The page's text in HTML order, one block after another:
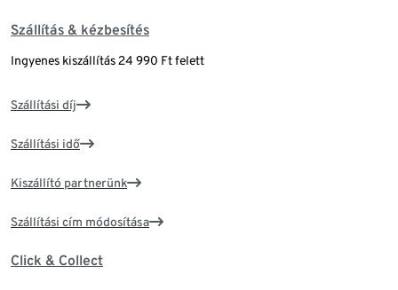
Szállítás & kézbesítés
Ingyenes kiszállítás 24 990 Ft felett
Szállítási díj
Szállítási idő
Kiszállító partnerünk
Szállítási cím módosítása
Click & Collect